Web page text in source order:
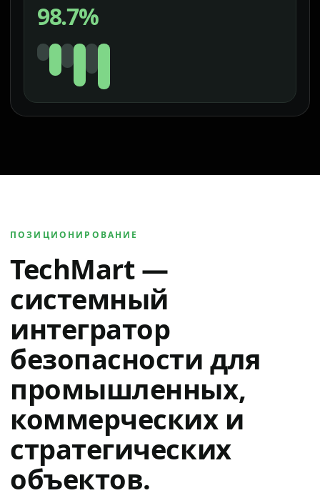
98.7%
ПОЗИЦИОНИРОВАНИЕ
TechMart —
системный
интегратор
безопасности для
промышленных,
коммерческих и
стратегических
объектов.